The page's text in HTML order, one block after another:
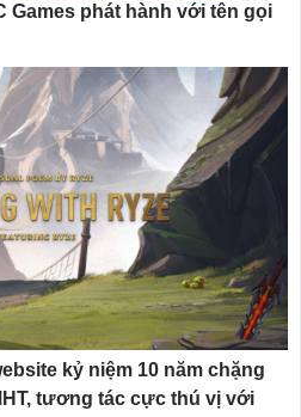
Games phát hành với tên gọi
kỷ niệm 10 năm chặng
tương tác cực thú vị với